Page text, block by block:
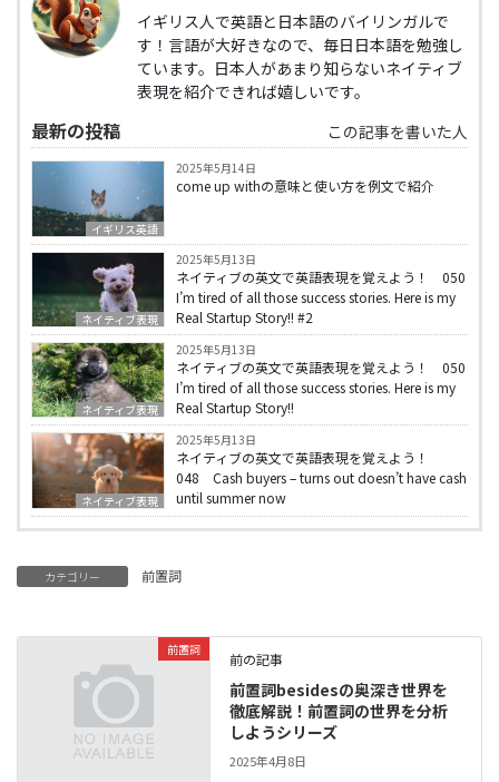
イギリス人で英語と日本語のバイリンガルで
す！言語が大好きなので、毎日日本語を勉強し
ています。日本人があまり知らないネイティブ
表現を紹介できれば嬉しいです。
最新の投稿 この記事を書いた人
イギリス英語
2025年5月14日
come up withの意味と使い方を例文で紹介
ネイティブ表現
2025年5月13日
ネイティブの英文で英語表現を覚えよう！ 050
I’m tired of all those success stories. Here is my
Real Startup Story!! #2
ネイティブ表現
2025年5月13日
ネイティブの英文で英語表現を覚えよう！ 050
I’m tired of all those success stories. Here is my
Real Startup Story!!
ネイティブ表現
2025年5月13日
ネイティブの英文で英語表現を覚えよう！
048 Cash buyers – turns out doesn’t have cash
until summer now
カテゴリー 前置詞
前置詞
前の記事
前置詞besidesの奥深き世界を
徹底解説！前置詞の世界を分析
しようシリーズ
2025年4月8日